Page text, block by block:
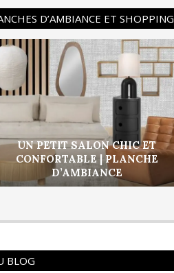
D’AMBIANCE ET SHOPPING
UN PETIT SALON CHIC ET
CONFORTABLE | PLANCHE
D’AMBIANCE
BLOG